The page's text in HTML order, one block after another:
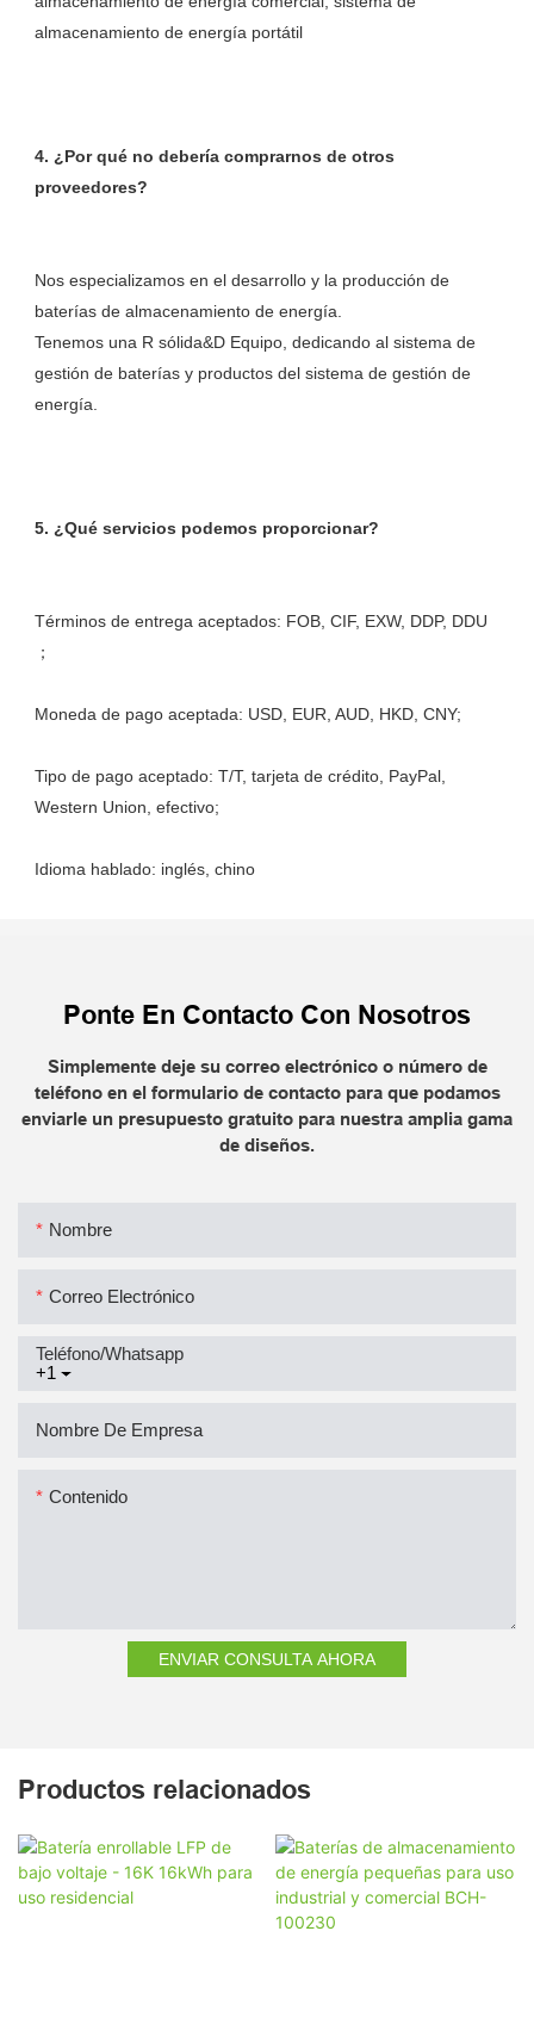
4. ¿Por qué no debería comprarnos de otros
Nos especializamos en el desarrollo y la producción de
baterías de almacenamiento de energía.
Tenemos una R sólida&D Equipo, dedicando al sistema de
gestión de baterías y productos del sistema de gestión de
Términos de entrega aceptados: FOB, CIF, EXW, DDP, DDU
Tipo de pago aceptado: T/T, tarjeta de crédito, PayPal,
Ponte En Contacto Con Nosotros
Simplemente deje su correo electrónico o número de
teléfono en el formulario de contacto para que podamos
enviarle un presupuesto gratuito para nuestra amplia gama
de diseños.
Nombre
Correo Electrónico
+1
Teléfono/whatsapp
Nombre De Empresa
Contenido
ENVIAR CONSULTA AHORA
Productos relacionados